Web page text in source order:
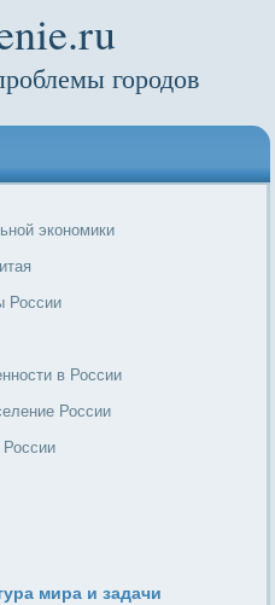
городов
экономики
России
в России
России
мира и задачи